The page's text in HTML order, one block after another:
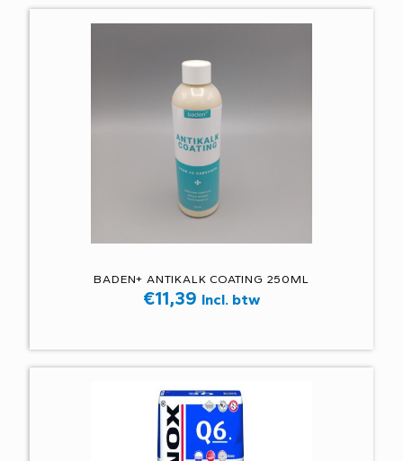
BADEN+ ANTIKALK COATING 250ML
€11,39 Incl. btw